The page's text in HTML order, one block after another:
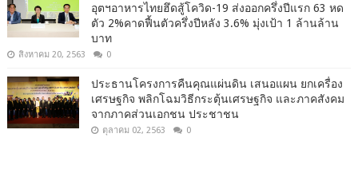
อุตฯอาหารไทยฮึดสู้โควิด-19 ส่งออกครึ่งปีแรก 63 หด
ตัว 2%คาดฟื้นตัวครึ่งปีหลัง 3.6% มุ่งเป้า 1 ล้านล้าน
บาท
สิงหาคม 20, 2563 0
ประธานโครงการคืนคุณแผ่นดิน เสนอแผน ยกเครื่อง
เศรษฐกิจ พลิกโฉมวิธีกระตุ้นเศรษฐกิจ และภาคสังคม
จากภาคส่วนเอกชน ประชาชน
ตุลาคม 02, 2563 0